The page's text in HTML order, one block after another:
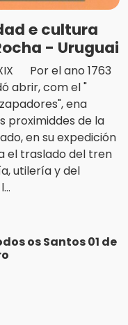
e cultura
- Uruguai
Por el ano 1763
abrir, com el "
ena
proximiddes de la
en su expedición
el traslado del tren
utilería y del
os Santos 01 de